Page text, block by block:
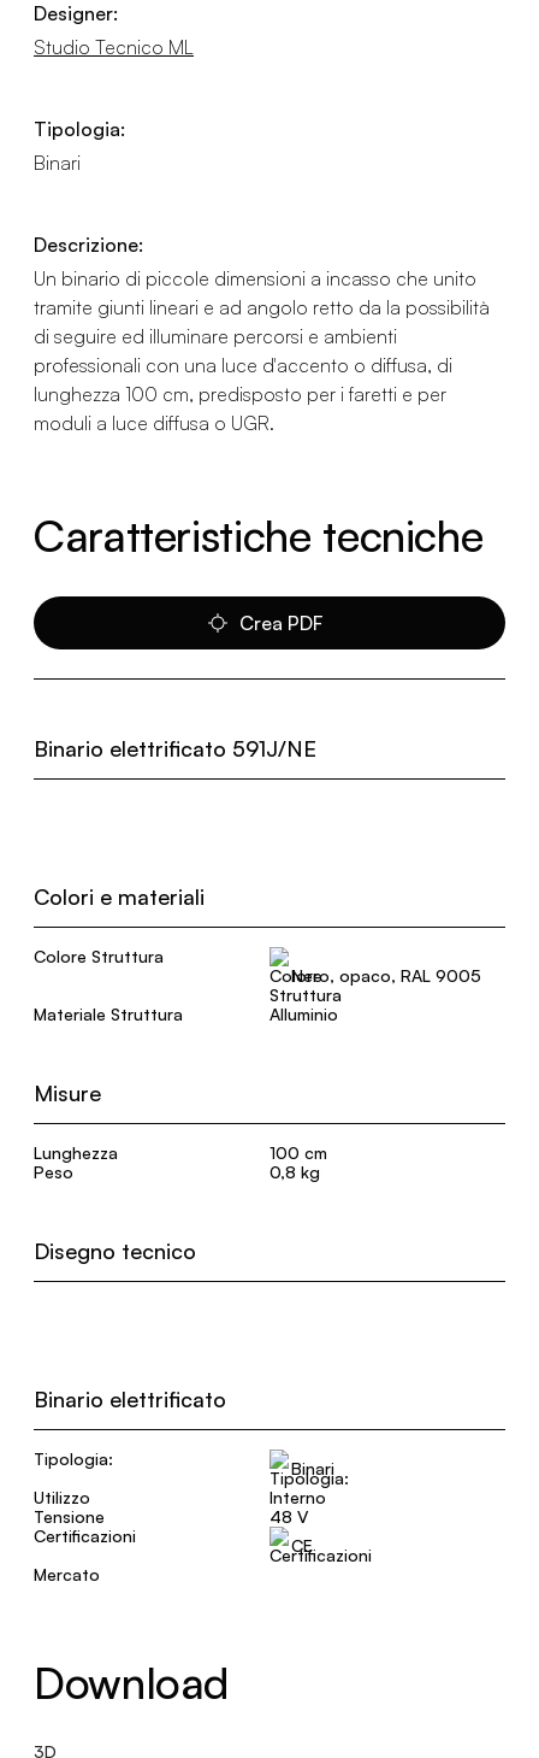
Designer:
Studio Tecnico ML
Tipologia:
Binari
Descrizione:
Un binario di piccole dimensioni a incasso che unito
tramite giunti lineari e ad angolo retto da la possibilità
di seguire ed illuminare percorsi e ambienti
professionali con una luce d'accento o diffusa, di
lunghezza 100 cm, predisposto per i faretti e per
moduli a luce diffusa o UGR.
Caratteristiche tecniche
Crea PDF
Binario elettrificato 591J/NE
Colori e materiali
Colore Struttura
Nero, opaco, RAL 9005
Materiale Struttura
Alluminio
Misure
Lunghezza
100 cm
Peso
0,8 kg
Disegno tecnico
Binario elettrificato
Tipologia:
Binari
Utilizzo
Interno
Tensione
48 V
Certificazioni
CE
Mercato
Download
3D